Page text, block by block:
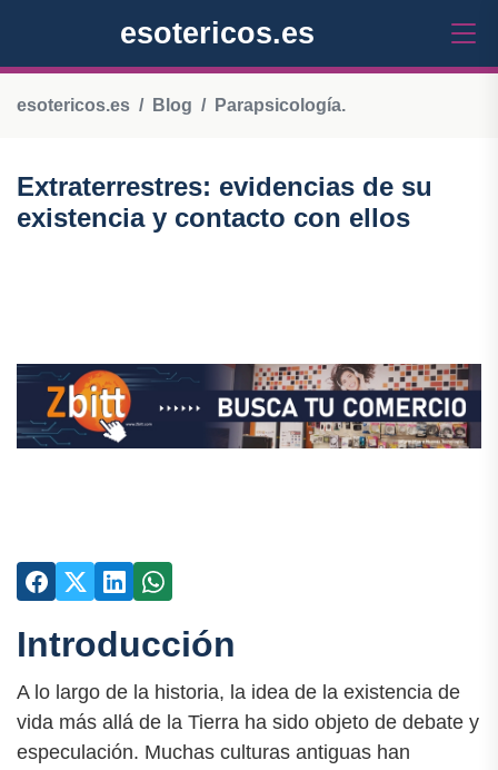
esotericos.es
esotericos.es Blog Parapsicología.
Extraterrestres: evidencias de su
existencia y contacto con ellos
Introducción
A lo largo de la historia, la idea de la existencia de
vida más allá de la Tierra ha sido objeto de debate y
especulación. Muchas culturas antiguas han